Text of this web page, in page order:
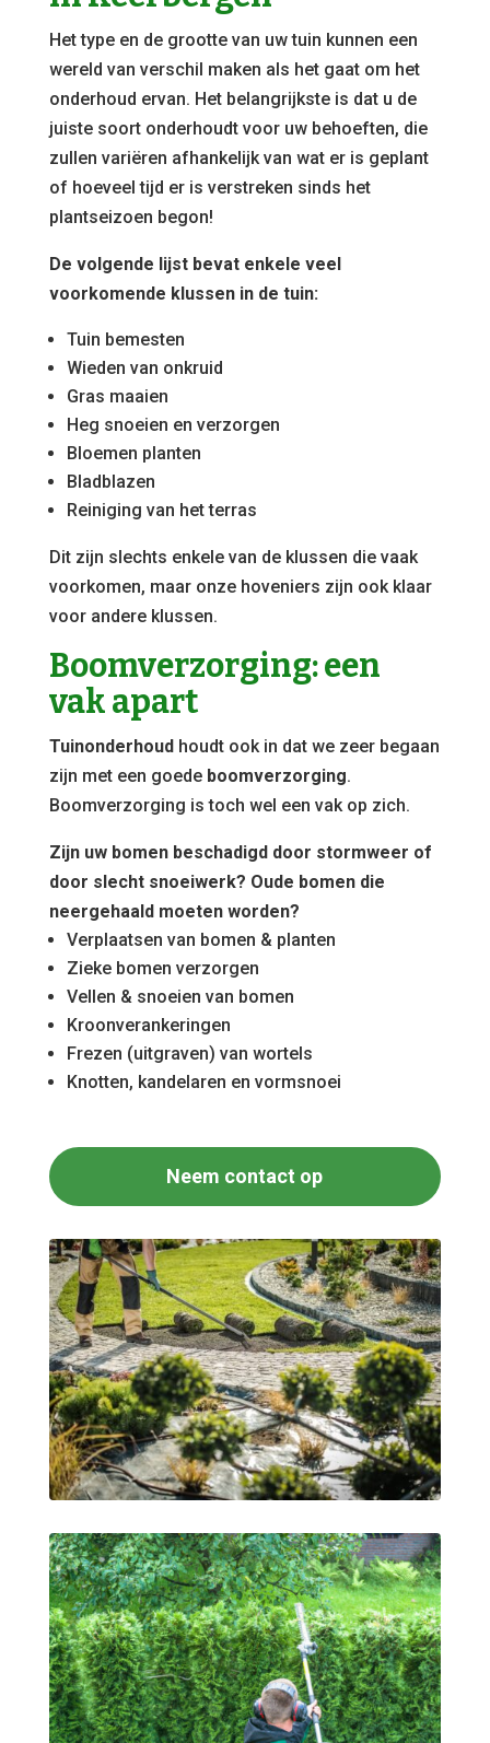
Het type en de grootte van uw tuin kunnen een
wereld van verschil maken als het gaat om het
onderhoud ervan. Het belangrijkste is dat u de
juiste soort onderhoudt voor uw behoeften, die
zullen variëren afhankelijk van wat er is geplant
of hoeveel tijd er is verstreken sinds het
plantseizoen begon!
De volgende lijst bevat enkele veel
voorkomende klussen in de tuin:
Tuin bemesten
Wieden van onkruid
Gras maaien
Heg snoeien en verzorgen
Bloemen planten
Bladblazen
Reiniging van het terras
Dit zijn slechts enkele van de klussen die vaak
voorkomen, maar onze hoveniers zijn ook klaar
voor andere klussen.
Boomverzorging: een
vak apart
Tuinonderhoudhoudt ook in dat we zeer begaan
zijn met een goede boomverzorging.
Boomverzorging is toch wel een vak op zich.
Zijn uw bomen beschadigd door stormweer of
door slecht snoeiwerk? Oude bomen die
neergehaald moeten worden?
Verplaatsen van bomen & planten
Zieke bomen verzorgen
Vellen & snoeien van bomen
Kroonverankeringen
Frezen (uitgraven) van wortels
Knotten, kandelaren en vormsnoei
Neem contact op